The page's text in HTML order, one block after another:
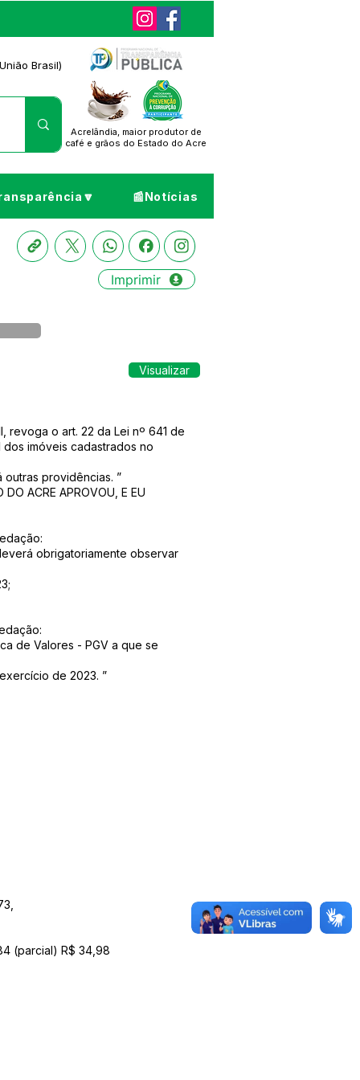
Brasil)
Acrelândia, maior produtor de
café e grãos do Estado do Acre
📰Notícias
Imprimir
Visualizar
revoga o art. 22 da Lei nº 641 de
imóveis cadastrados no
providências. ”
DO ACRE APROVOU, E EU
obrigatoriamente observar
de Valores - PGV a que se
de 2023. ”
(parcial) R$ 34,98